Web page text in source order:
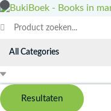
Doorgaan
inhoud
Search
...
Resultaten
Lappa
op
boerderij
aantal